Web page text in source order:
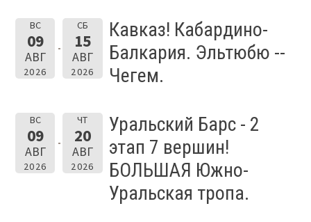
ВС
09
АВГ
2026
СБ
15
АВГ
2026
Кавказ! Кабардино-
Балкария. Эльтюбю --
Чегем.
ВС
09
АВГ
2026
ЧТ
20
АВГ
2026
Уральский Барс - 2
этап 7 вершин!
БОЛЬШАЯ Южно-
Уральская тропа.